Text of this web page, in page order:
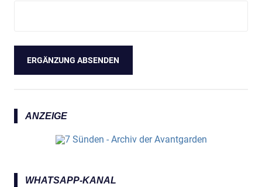
Anzeige
ANZEIGE
WHATSAPP-KANAL